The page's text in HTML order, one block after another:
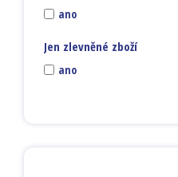
ano
Jen zlevněné zboží
ano